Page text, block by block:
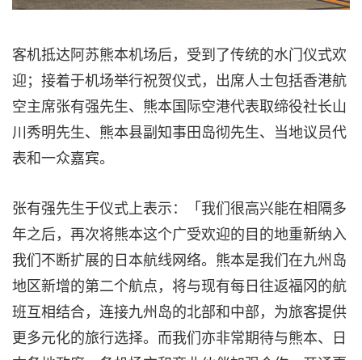
客机抵达阿苏熊本机场后，受到了传统的水门仪式欢
迎；接着于机场举行祝贺仪式，出席人士包括香港航
空主席张有强先生、熊本国际空港代表取缔役社长山
川秀明先生、熊本县副知事田岛彻先生、当地议员代
表和一众嘉宾。
张有强先生于仪式上表示：「我们很高兴能在相隔多
年之后，再次将熊本这个广受欢迎的目的地重新纳入
我们不断扩展的日本航线网络。熊本是我们在九州岛
地区新增的第二个航点，将与现有每日往返福冈的航
班互相结合，连接九州岛的北部和中部，为旅客提供
更多元化的旅行选择。而我们亦非常期待与熊本、日